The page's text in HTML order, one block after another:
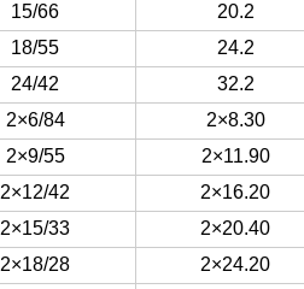
15/66
20.2
18/55
24.2
24/42
32.2
2×6/84
2×8.30
2×9/55
2×11.90
2×12/42
2×16.20
2×15/33
2×20.40
2×18/28
2×24.20